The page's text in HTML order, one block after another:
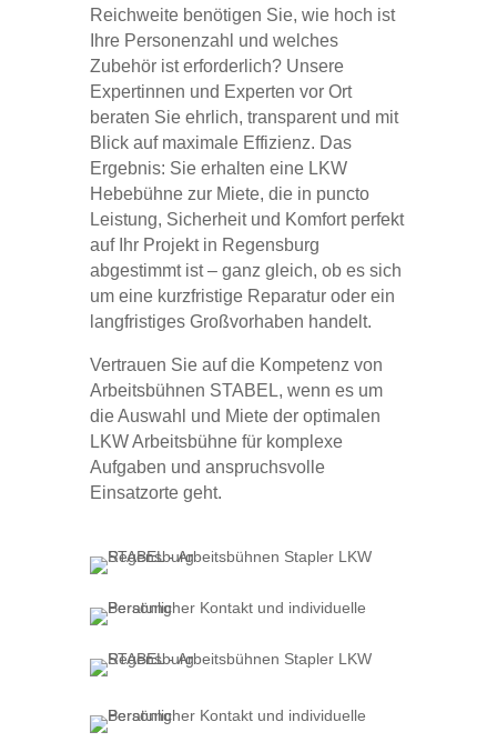
Reichweite benötigen Sie, wie hoch ist
Ihre Personenzahl und welches
Zubehör ist erforderlich? Unsere
Expertinnen und Experten vor Ort
beraten Sie ehrlich, transparent und mit
Blick auf maximale Effizienz. Das
Ergebnis: Sie erhalten eine LKW
Hebebühne zur Miete, die in puncto
Leistung, Sicherheit und Komfort perfekt
auf Ihr Projekt in Regensburg
abgestimmt ist – ganz gleich, ob es sich
um eine kurzfristige Reparatur oder ein
langfristiges Großvorhaben handelt.
Vertrauen Sie auf die Kompetenz von
Arbeitsbühnen STABEL, wenn es um
die Auswahl und Miete der optimalen
LKW Arbeitsbühne für komplexe
Aufgaben und anspruchsvolle
Einsatzorte geht.